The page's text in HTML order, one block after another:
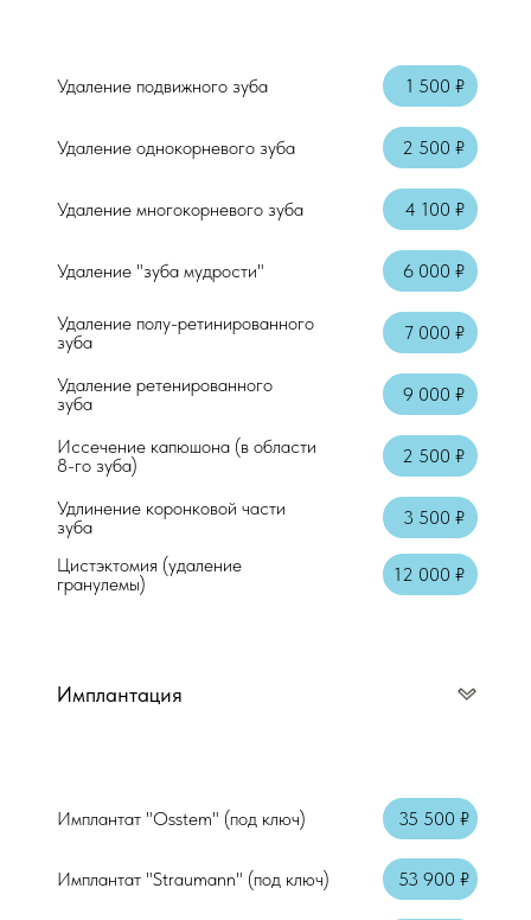
Консультация врача стоматолога-
Осмотр + справка
Аппликационная анестезия
Местная анестезия "Артикаин"
7 000 ₽
Удаление полу-ретинированного
зуба
12 000 ₽
Цистэктомия (удаление
гранулемы)
6 000 ₽
Удаление "зуба мудрости"
3 500 ₽
Удлинение коронковой части
зуба
4 100 ₽
Удаление многокорневого зуба
2 500 ₽
Иссечение капюшона (в области
8-го зуба)
2 500 ₽
Удаление однокорневого зуба
9 000 ₽
Удаление ретенированного
зуба
Удаление подвижного зуба 1 500 ₽
Имплантация
35 500 ₽
Имплантат "Osstem" (под ключ)
53 900 ₽
Имплантат "Straumann" (под ключ)